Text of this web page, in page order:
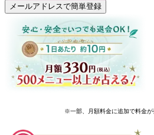
メールアドレスで簡単登録
※一部、月額料金に追加で料金が